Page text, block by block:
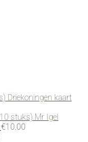
Driekoningen kaart
Mr Igel
€10.00